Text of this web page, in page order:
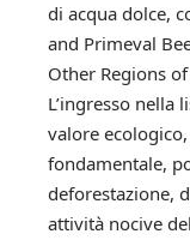
di acqua dolce,
and Primeval
Other Regions
L’ingresso nella
valore
fondamentale,
deforestazione,
attività nocive